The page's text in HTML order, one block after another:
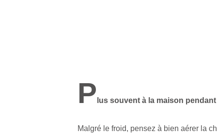
P lus souvent à la maison
Malgré le froid, pensez à bien aérer la